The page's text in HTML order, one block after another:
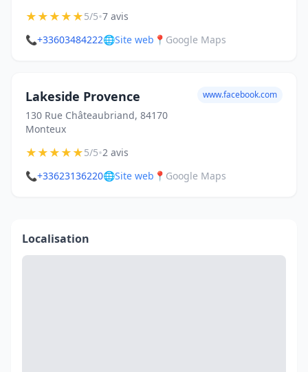
★★★★★5/5•7 avis
📞+33603484222🌐Site web 📍 Google Maps
Lakeside Provence
130 Rue Châteaubriand, 84170
Monteux
www.facebook.com
★★★★★5/5•2 avis
📞+33623136220🌐Site web 📍 Google Maps
Localisation